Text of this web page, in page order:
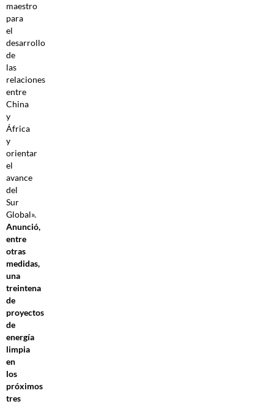
maestro
para
el
desarrollo
de
las
relaciones
entre
China
y
África
y
orientar
el
avance
del
Sur
Global».
Anunció,
entre
otras
medidas,
una
treintena
de
proyectos
de
energía
limpia
en
los
próximos
tres